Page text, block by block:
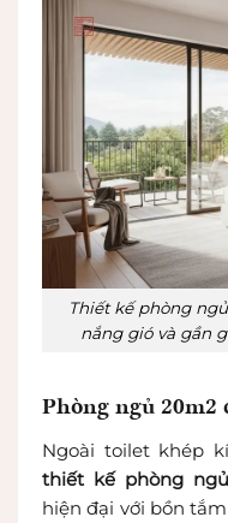
Thiết kế phòng
nắng gió và gần
Phòng ngủ
Ngoài toilet khép
thiết kế phòng
hiện đại với bồn